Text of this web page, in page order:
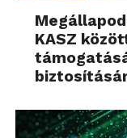
KASZ